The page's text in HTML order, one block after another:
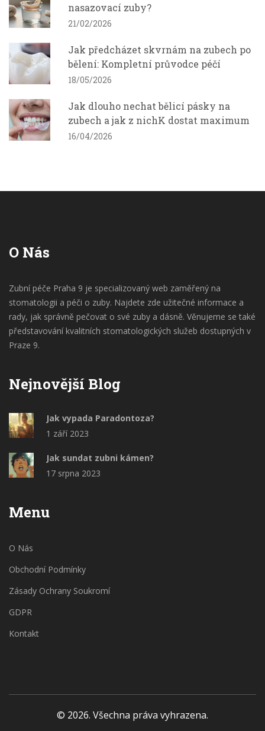
nasazovací zuby?
21/02/2026
Jak předcházet skvrnám na zubech po
bělení: Kompletní průvodce péčí
18/05/2026
Jak dlouho nechat bělicí pásky na
zubech a jak z nichK dostat maximum
16/04/2026
O Nás
Zubní péče Praha 9 je specializovaný web zaměřený na
stomatologii a péči o zuby. Najdete zde užitečné informace a
rady, jak správně pečovat o své zuby a dásně. Věnujeme se také
představování kvalitních stomatologických služeb dostupných v
Praze 9.
Nejnovější Blog
Jak vypada Paradontoza?
1 září 2023
Jak sundat zubni kámen?
17 srpna 2023
Menu
O Nás
Obchodní Podmínky
Zásady Ochrany Soukromí
GDPR
Kontakt
© 2026. Všechna práva vyhrazena.